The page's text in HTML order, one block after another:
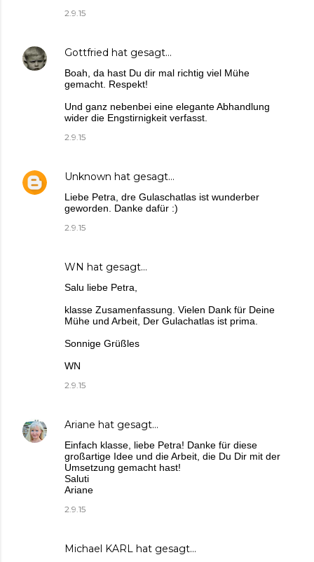
2.9.15
Gottfried hat gesagt…
Boah, da hast Du dir mal richtig viel Mühe
gemacht. Respekt!
Und ganz nebenbei eine elegante Abhandlung
wider die Engstirnigkeit verfasst.
2.9.15
Unknown hat gesagt…
Liebe Petra, dre Gulaschatlas ist wunderber
geworden. Danke dafür :)
2.9.15
WN hat gesagt…
Salu liebe Petra,
klasse Zusamenfassung. Vielen Dank für Deine
Mühe und Arbeit, Der Gulachatlas ist prima.
Sonnige Grüßles
WN
2.9.15
Ariane hat gesagt…
Einfach klasse, liebe Petra! Danke für diese
großartige Idee und die Arbeit, die Du Dir mit der
Umsetzung gemacht hast!
Saluti
Ariane
2.9.15
Michael KARL hat gesagt…